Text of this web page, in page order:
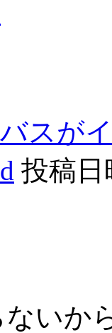
スが
投稿日
いか